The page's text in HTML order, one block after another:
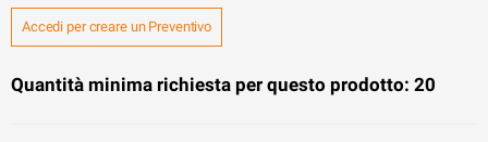
Accedi per creare un Preventivo
Quantità minima richiesta per questo prodotto: 20